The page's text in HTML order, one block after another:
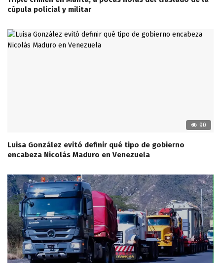
cúpula policial y militar
90
Luisa González evitó definir qué tipo de gobierno
encabeza Nicolás Maduro en Venezuela